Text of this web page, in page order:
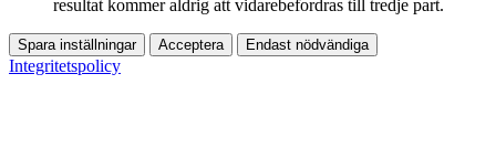
resultat kommer aldrig att vidarebefordras till tredje part.
Spara inställningar Acceptera Endast nödvändiga
Integritetspolicy